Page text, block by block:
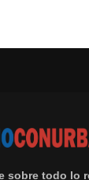
sobre todo lo